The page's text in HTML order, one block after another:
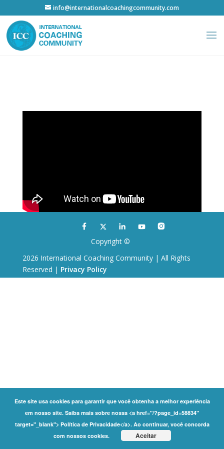
info@internationalcoachingcommunity.com
Copyright ©
2026 International Coaching Community | All Rights
Reserved | Privacy Policy
Este site usa cookies para garantir que você obtenha a melhor experiência
em nosso site. Saiba mais sobre nossa <a href="/?page_id=58834"
target="_blank"> Política de Privacidade</a>. Ao continuar, você concorda
com nossos cookies.
Aceitar